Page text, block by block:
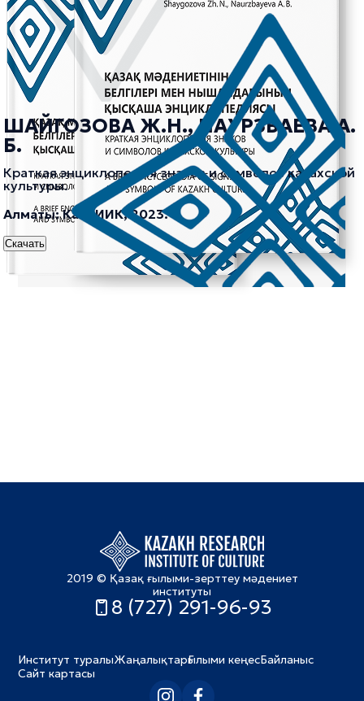
ШАЙГОЗОВА Ж.Н., НАУРЗБАЕВА А.
Б.
Краткая энциклопедия знаков и символов казахской
культуры.
Алматы: КазНИИК, 2023.
Скачать
2019 © Қазақ ғылыми-зерттеу мәдениет
институты
8 (727) 291-96-93
Институт туралыЖаңалықтарҒылыми кеңесБайланыс
Сайт картасы